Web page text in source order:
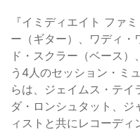
『イミディエイト ファ
ー（ギター）、ワディ・
ド・スクラー（ベース
う4人のセッション・ミ
らは、ジェイムス・テ
ダ・ロンシュタット、
ィストと共にレコーデ